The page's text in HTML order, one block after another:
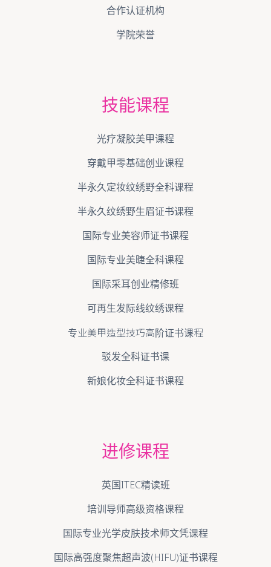
合作认证机构
学院荣誉
技能课程
光疗凝胶美甲课程
穿戴甲零基础创业课程
半永久定妆纹绣野全科课程
半永久纹绣野生眉证书课程
国际专业美容师证书课程
国际专业美睫全科课程
国际采耳创业精修班
可再生发际线纹绣课程
专业美甲造型技巧高阶证书课程
驳发全科证书课
新娘化妆全科证书课程
进修课程
英国ITEC精读班
培训导师高级资格课程
国际专业光学皮肤技术师文凭课程
国际高强度聚焦超声波(HIFU)证书课程